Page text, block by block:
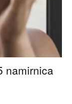
namirnica